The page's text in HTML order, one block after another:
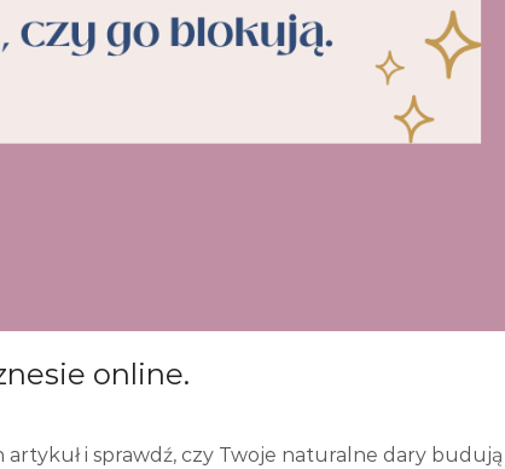
online.
i sprawdź, czy Twoje naturalne dary